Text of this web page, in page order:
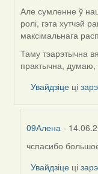
Але сумленне ў
ролі, гэта хутчэй
максімальнага
Таму тэарэтычна
практычна, думаю,
Увайдзіце ці
09Алена -
In
reply
чспасибо
Увайдзіце ці